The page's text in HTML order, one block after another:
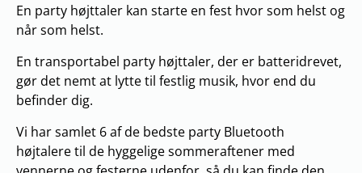
En party højttaler kan starte en fest hvor som helst og
når som helst.
En transportabel party højttaler, der er batteridrevet,
gør det nemt at lytte til festlig musik, hvor end du
befinder dig.
Vi har samlet 6 af de bedste party Bluetooth
højtalere til de hyggelige sommeraftener med